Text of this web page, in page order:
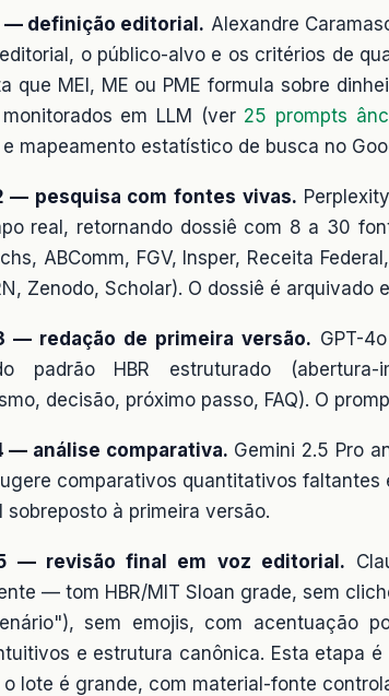
— definição editorial. Alexandre
o público-alvo e os critérios de
que MEI, ME ou PME formula sobre
em LLM (ver 25 prompts
mapeamento estatístico de busca no
— pesquisa com fontes vivas.
real, retornando dossiê com 8 a 30
ABComm, FGV, Insper, Receita
Zenodo, Scholar). O dossiê é arquivado
— redação de primeira versão. GPT-
padrão HBR estruturado
decisão, próximo passo, FAQ). O
— análise comparativa. Gemini 2.5 Pro
comparativos quantitativos faltantes
sobreposto à primeira versão.
— revisão final em voz editorial.
— tom HBR/MIT Sloan grade, sem
sem emojis, com acentuação
e estrutura canônica. Esta etapa
o lote é grande, com material-fonte